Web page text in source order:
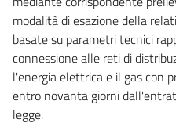
modalità di esazione della
basate su parametri tecnici
connessione alle reti di
l'energia elettrica e il gas con
entro novanta giorni
legge.